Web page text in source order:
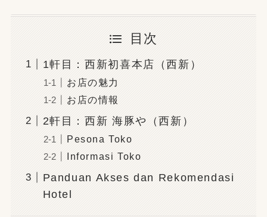
目次
1軒目：西新初喜本店（西新）
お店の魅力
お店の情報
2軒目：西新 海豚や（西新）
Pesona Toko
Informasi Toko
Panduan Akses dan Rekomendasi
Hotel